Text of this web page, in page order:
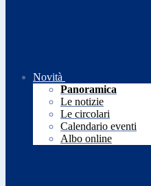
Novità
Panoramica
Le notizie
Le circolari
Calendario eventi
Albo online